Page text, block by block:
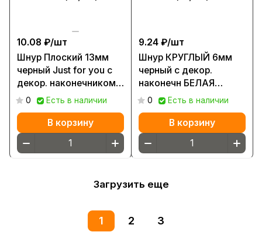
10.08 ₽/шт
Шнур Плоский 13мм
черный Just for you с
декор. наконечником
13мм #27 (≈1,2м)
0 Есть в наличии
В корзину
9.24 ₽/шт
Шнур КРУГЛЫЙ 6мм
черный с декор.
наконечн БЕЛАЯ
полоска #27 (≈1,2м)
0 Есть в наличии
В корзину
Загрузить еще
1 2 3